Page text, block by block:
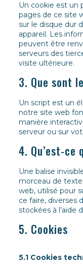
Un cookie est un
pages de ce site
sur le disque dur
appareil. Les
peuvent être
serveurs des
visite ultérieure.
3. Que sont
Un script est un
notre site web
manière
serveur ou sur
4. Qu’est-ce
Une balise
morceau de texte
web, utilisé pour
ce faire, diverses
stockées à l’aide
5. Cookies
5.1 Cookies